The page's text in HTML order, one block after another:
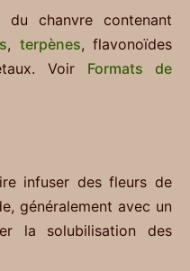
chanvre contenant
, terpènes, flavonoïdes
Voir Formats de
infuser des fleurs de
généralement avec un
la solubilisation des